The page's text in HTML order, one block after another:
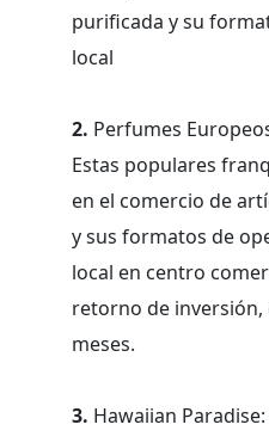
purificada y su
local
2. Perfumes
Estas populares
en el comercio de
y sus formatos de
local en centro
retorno de inversión,
meses.
3. Hawaiian